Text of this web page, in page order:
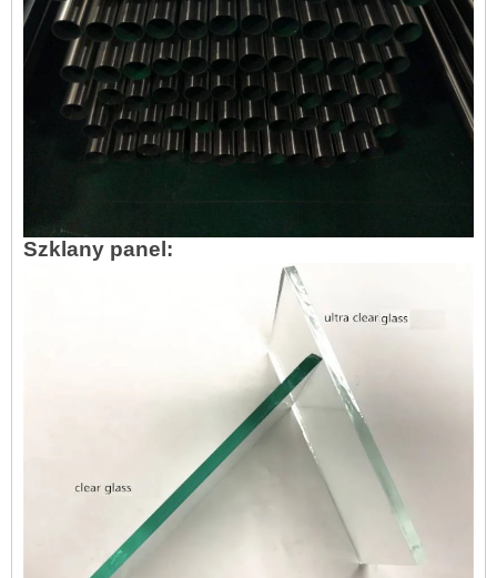
Szklany panel: